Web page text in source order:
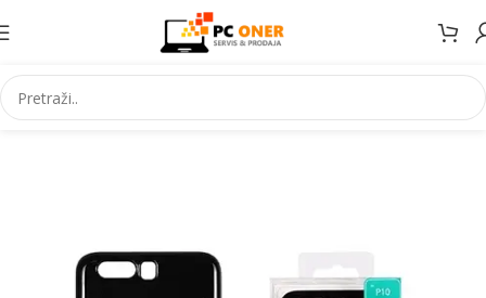
Početna Elektronika Mobiteli Maske za mobitele i dodaci